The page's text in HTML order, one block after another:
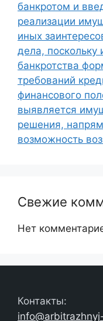
банкротом и
реализации
иных
дела,
банкротства
требований
финансового
выявляется
решения,
возможность
Свежие
Нет
Контакты: